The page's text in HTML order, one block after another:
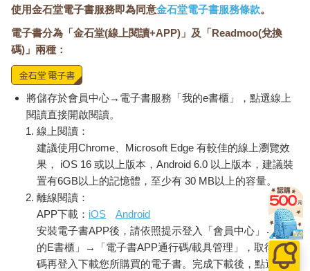
使用金石堂電子書服務即為同意金石堂電子書服務條款。
電子書分為「金石堂(線上閱讀+APP)」及「Readmoo(兌換
碼)」兩種：
將儲存於會員中心→電子書服務「我的e書櫃」，點選線上
閱讀直接開啟閱讀。
線上閱讀：
建議使用Chrome、Microsoft Edge 有較佳的線上瀏覽效
果， iOS 16 或以上版本，Android 6.0 以上版本，建議裝
置有6GB以上的記憶體，至少有 30 MB以上的容量。
離線閱讀：
APP下載： iOS
Android
安裝電子書APP後，請依照提示登入「會員中心」→「我
的E書櫃」→「電子書APP通行碼/載具管理」，取得通行
碼再登入下載您所購買的電子書。完成下載後，點選任一